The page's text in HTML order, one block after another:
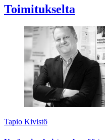
Toimitukselta
Tapio Kivistö